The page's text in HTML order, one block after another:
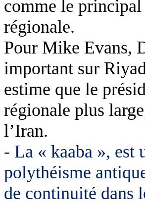
comme le
régionale.
Pour Mike Evans,
important sur
estime que le
régionale plus
l’Iran.
- La « kaaba », est
polythéisme
de continuité dans